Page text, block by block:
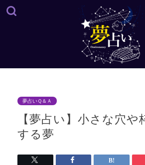
夢占いＱ＆Ａ
【夢占い】小さな穴や
する夢